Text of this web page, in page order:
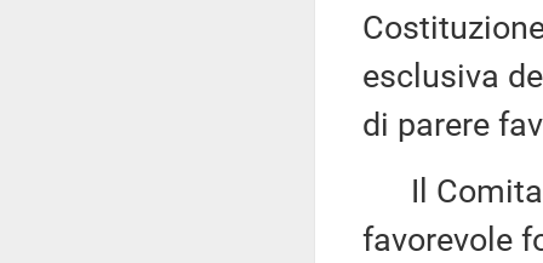
esclusiva
di parere
Il
favorevole